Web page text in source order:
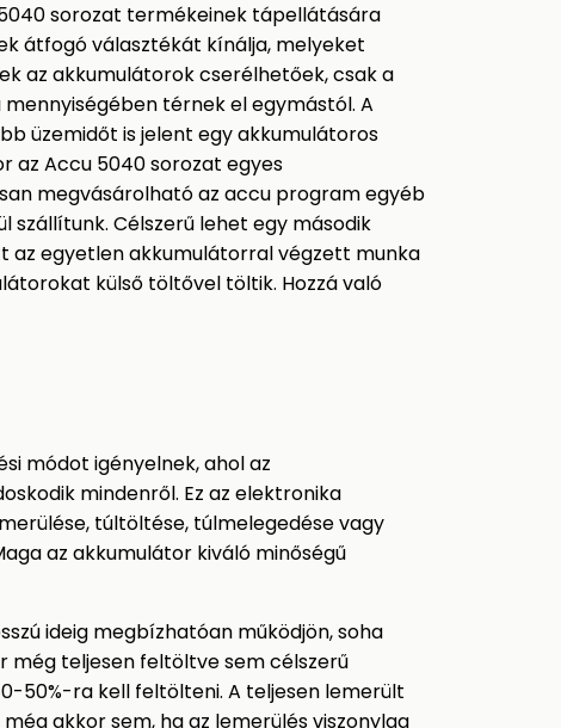
sorozat termékeinek tápellátására
átfogó választékát kínálja, melyeket
az akkumulátorok cserélhetőek, csak a
térnek el egymástól. A
üzemidőt is jelent egy akkumulátoros
az Accu 5040 sorozat egyes
megvásárolható az accu program egyéb
Célszerű lehet egy második
az egyetlen akkumulátorral végzett munka
külső töltővel töltik. Hozzá való
módot igényelnek, ahol az
mindenről. Ez az elektronika
túltöltése, túlmelegedése vagy
az akkumulátor kiváló minőségű
ideig megbízhatóan működjön, soha
még teljesen feltöltve sem célszerű
50%-ra kell feltölteni. A teljesen lemerült
akkor sem, ha az lemerülés viszonylag